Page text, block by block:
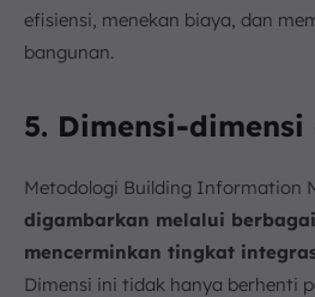
efisiensi, menekan biaya, dan
bangunan.
5. Dimensi-
Metodologi Building Information
digambarkan melalui
mencerminkan tingkat
Dimensi ini tidak hanya berhenti